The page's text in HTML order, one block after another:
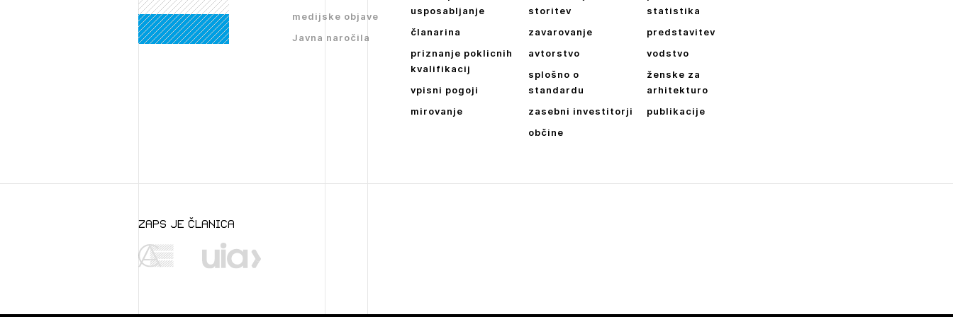
medijske objave
Javna naročila
usposabljanje
članarina
priznanje poklicnih
kvalifikacij
vpisni pogoji
mirovanje
storitev
zavarovanje
avtorstvo
splošno o
standardu
zasebni investitorji
občine
statistika
predstavitev
vodstvo
ženske za
arhitekturo
publikacije
zaps je članica
Dnevne medijske objave
NAPREJ